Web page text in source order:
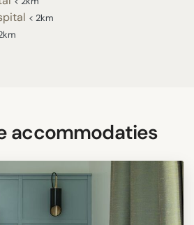
< 2km
accommodaties